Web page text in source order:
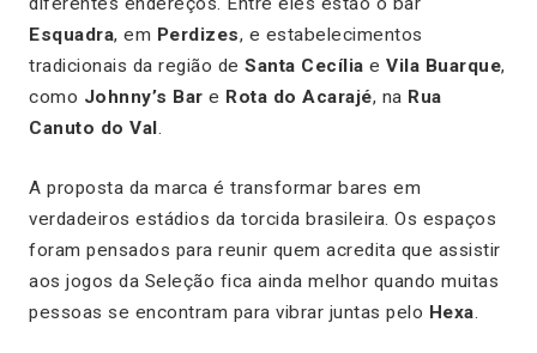
Esquadra, em Perdizes, e estabelecimentos
tradicionais da região de Santa Cecília e Vila Buarque,
como Johnny’s Bar e Rota do Acarajé, na Rua
Canuto do Val.
A proposta da marca é transformar bares em
verdadeiros estádios da torcida brasileira. Os espaços
foram pensados para reunir quem acredita que assistir
aos jogos da Seleção fica ainda melhor quando muitas
pessoas se encontram para vibrar juntas pelo Hexa.